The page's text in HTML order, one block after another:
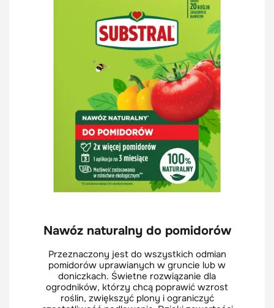
Nawóz naturalny do pomidorów
Przeznaczony jest do wszystkich odmian
pomidorów uprawianych w gruncie lub w
doniczkach. Świetne rozwiązanie dla
ogrodników, którzy chcą poprawić wzrost
roślin, zwiększyć plony i ograniczyć